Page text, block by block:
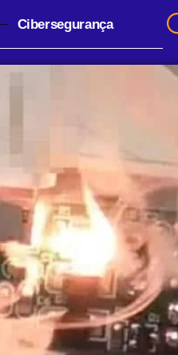
Cibersegurança